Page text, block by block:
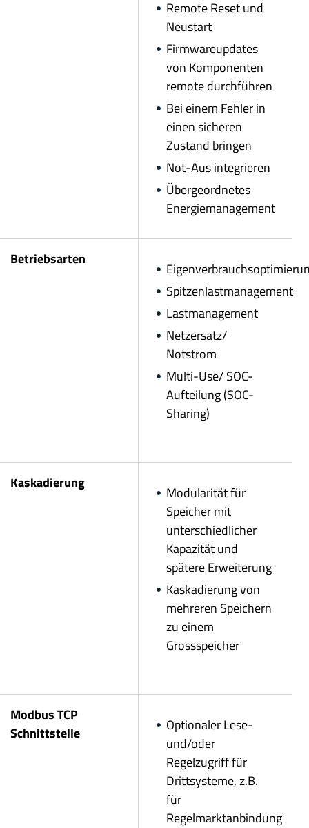
Remote Reset und
Neustart
Firmwareupdates
von Komponenten
remote durchführen
Bei einem Fehler in
einen sicheren
Zustand bringen
Not-Aus integrieren
Übergeordnetes
Energiemanagement
Betriebsarten
Spitzenlastmanagement
Lastmanagement
Netzersatz/
Notstrom
Multi-Use/ SOC-
Aufteilung (SOC-
Sharing)
Kaskadierung
Modularität für
Speicher mit
unterschiedlicher
Kapazität und
spätere Erweiterung
Kaskadierung von
mehreren Speichern
zu einem
Grossspeicher
Modbus TCP
Schnittstelle
Optionaler Lese-
und/oder
Regelzugriff für
Drittsysteme, z.B.
für
Regelmarktanbindung